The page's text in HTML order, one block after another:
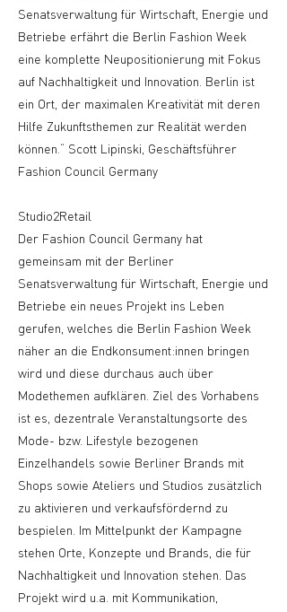
Senatsverwaltung für Wirtschaft, Energie und
Betriebe erfährt die Berlin Fashion Week
eine komplette Neupositionierung mit Fokus
auf Nachhaltigkeit und Innovation. Berlin ist
ein Ort, der maximalen Kreativität mit deren
Hilfe Zukunftsthemen zur Realität werden
können.“ Scott Lipinski, Geschäftsführer
Fashion Council Germany
Studio2Retail
Der Fashion Council Germany hat
gemeinsam mit der Berliner
Senatsverwaltung für Wirtschaft, Energie und
Betriebe ein neues Projekt ins Leben
gerufen, welches die Berlin Fashion Week
näher an die Endkonsument:innen bringen
wird und diese durchaus auch über
Modethemen aufklären. Ziel des Vorhabens
ist es, dezentrale Veranstaltungsorte des
Mode- bzw. Lifestyle bezogenen
Einzelhandels sowie Berliner Brands mit
Shops sowie Ateliers und Studios zusätzlich
zu aktivieren und verkaufsfördernd zu
bespielen. Im Mittelpunkt der Kampagne
stehen Orte, Konzepte und Brands, die für
Nachhaltigkeit und Innovation stehen. Das
Projekt wird u.a. mit Kommunikation,